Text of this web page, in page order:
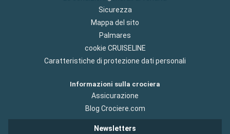
Sicurezza
Mappa del sito
Palmares
cookie CRUISELINE
Caratteristiche di protezione dati personali
Informazioni sulla crociera
Assicurazione
Blog Crociere.com
Newsletters